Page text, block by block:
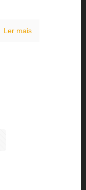
Ler mais